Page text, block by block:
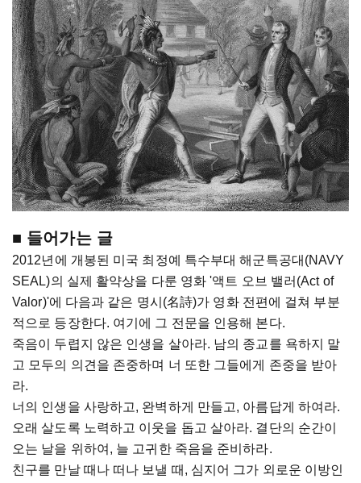
■ 들어가는 글
2012년에 개봉된 미국 최정예 특수부대 해군특공대(NAVY
SEAL)의 실제 활약상을 다룬 영화 '액트 오브 밸러(Act of
Valor)'에 다음과 같은 명시(名詩)가 영화 전편에 걸쳐 부분
적으로 등장한다. 여기에 그 전문을 인용해 본다.
죽음이 두렵지 않은 인생을 살아라. 남의 종교를 욕하지 말
고 모두의 의견을 존중하며 너 또한 그들에게 존중을 받아
라.
너의 인생을 사랑하고, 완벽하게 만들고, 아름답게 하여라.
오래 살도록 노력하고 이웃을 돕고 살아라. 결단의 순간이
오는 날을 위하여, 늘 고귀한 죽음을 준비하라.
친구를 만날 때나 떠나 보낼 때, 심지어 그가 외로운 이방인